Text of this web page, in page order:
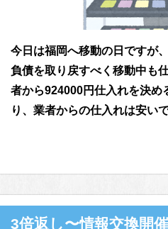
今日は福岡へ移動の日ですが
負債を取り戻すべく移動中も
者から924000円仕入れを決
り、業者からの仕入れは安い
3倍返し〜情報交換開